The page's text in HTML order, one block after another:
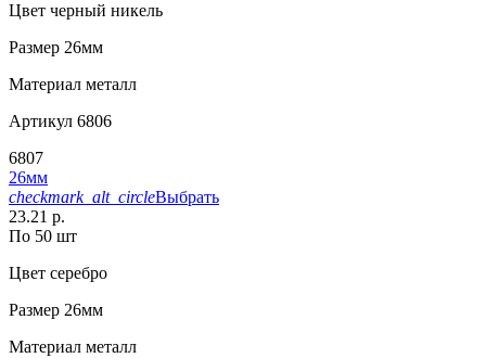
Цвет черный никель
Размер 26мм
Материал металл
Артикул 6806
6807
26мм
checkmark_alt_circleВыбрать
23.21 р.
По 50 шт
Цвет серебро
Размер 26мм
Материал металл